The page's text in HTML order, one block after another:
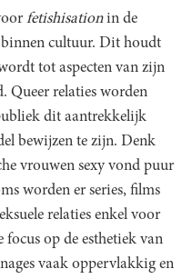
fetishisationin de
binnen cultuur. Dit houdt
tot aspecten van zijn
Queer relaties worden
dit aantrekkelijk
bewijzen te zijn. Denk
vrouwen sexy vond puur
worden er series, films
relaties enkel voor
op de esthetiek van
vaak oppervlakkig en